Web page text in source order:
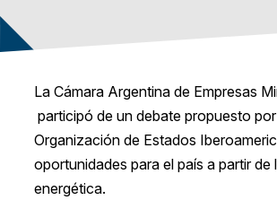
La Cámara Argentina de Empresas
participó de un debate propuesto
Organización de Estados
oportunidades para el país a partir de
energética.